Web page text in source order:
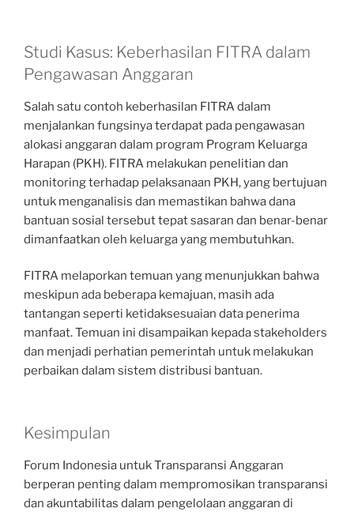
Studi Kasus: Keberhasilan FITRA dalam
Pengawasan Anggaran
Salah satu contoh keberhasilan FITRA dalam
menjalankan fungsinya terdapat pada pengawasan
alokasi anggaran dalam program Program Keluarga
Harapan (PKH). FITRA melakukan penelitian dan
monitoring terhadap pelaksanaan PKH, yang bertujuan
untuk menganalisis dan memastikan bahwa dana
bantuan sosial tersebut tepat sasaran dan benar-benar
dimanfaatkan oleh keluarga yang membutuhkan.
FITRA melaporkan temuan yang menunjukkan bahwa
meskipun ada beberapa kemajuan, masih ada
tantangan seperti ketidaksesuaian data penerima
manfaat. Temuan ini disampaikan kepada stakeholders
dan menjadi perhatian pemerintah untuk melakukan
perbaikan dalam sistem distribusi bantuan.
Kesimpulan
Forum Indonesia untuk Transparansi Anggaran
berperan penting dalam mempromosikan transparansi
dan akuntabilitas dalam pengelolaan anggaran di